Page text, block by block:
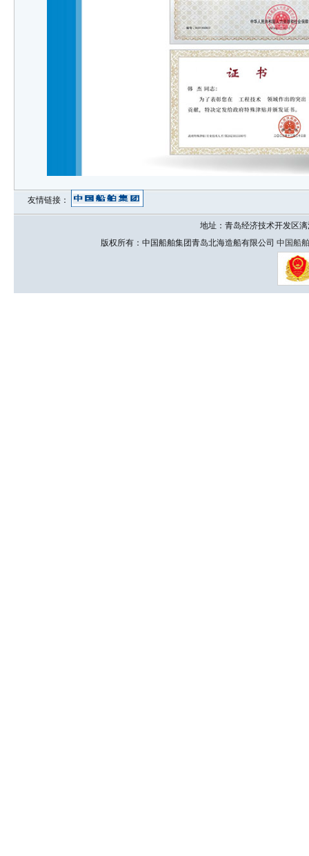
友情链接：
地址：青岛经济技术开发区漓
版权所有：中国船舶集团青岛北海造船有限公司 中国船